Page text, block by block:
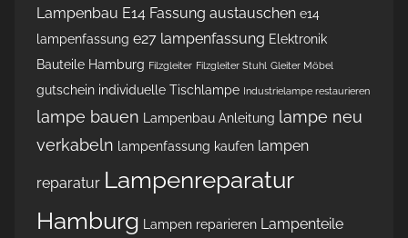
Lampenbau E14 Fassung austauschen e14
lampenfassung e27 lampenfassung Elektronik
Bauteile Hamburg Filzgleiter Filzgleiter Stuhl Gleiter Möbel
gutschein individuelle Tischlampe Industrielampe restaurieren
lampe bauen Lampenbau Anleitung lampe neu
verkabeln lampenfassung kaufen lampen
reparatur Lampenreparatur
Hamburg Lampen reparieren Lampenteile